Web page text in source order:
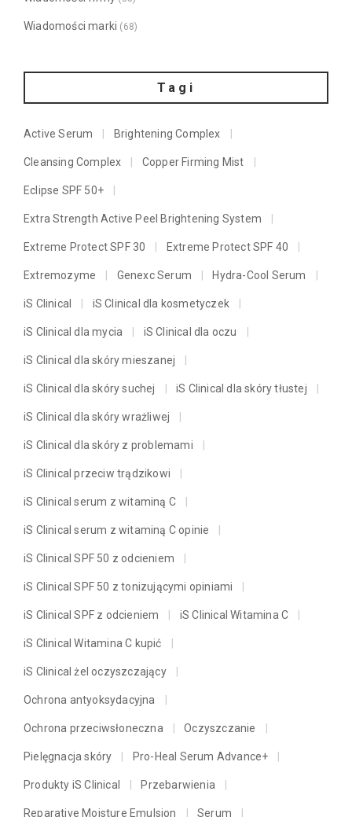
Wiadomości marki (68)
Tagi
Active Serum Brightening Complex
Cleansing Complex Copper Firming Mist
Eclipse SPF 50+
Extra Strength Active Peel Brightening System
Extreme Protect SPF 30 Extreme Protect SPF 40
Extremozyme Genexc Serum Hydra-Cool Serum
iS Clinical iS Clinical dla kosmetyczek
iS Clinical dla mycia iS Clinical dla oczu
iS Clinical dla skóry mieszanej
iS Clinical dla skóry suchej iS Clinical dla skóry tłustej
iS Clinical dla skóry wrażliwej
iS Clinical dla skóry z problemami
iS Clinical przeciw trądzikowi
iS Clinical serum z witaminą C
iS Clinical serum z witaminą C opinie
iS Clinical SPF 50 z odcieniem
iS Clinical SPF 50 z tonizującymi opiniami
iS Clinical SPF z odcieniem iS Clinical Witamina C
iS Clinical Witamina C kupić
iS Clinical żel oczyszczający
Ochrona antyoksydacyjna
Ochrona przeciwsłoneczna Oczyszczanie
Pielęgnacja skóry Pro-Heal Serum Advance+
Produkty iS Clinical Przebarwienia
Reparative Moisture Emulsion Serum